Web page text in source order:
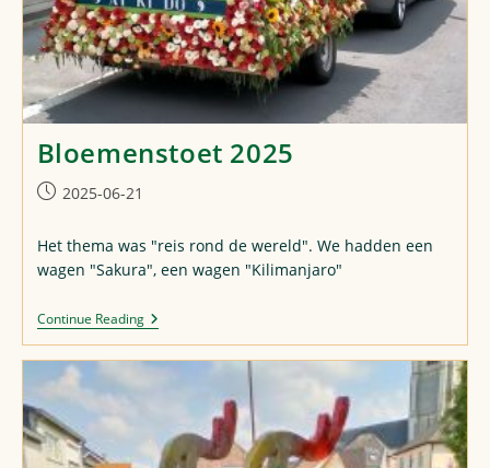
Bloemenstoet 2025
Post2025-06-21
Het thema was "reis rond de wereld". We hadden een
wagen "Sakura", een wagen "Kilimanjaro"
Continue ReadingBloemenstoet
2025